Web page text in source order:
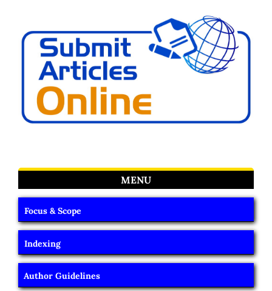
MENU
Focus & Scope
Indexing
Author Guidelines